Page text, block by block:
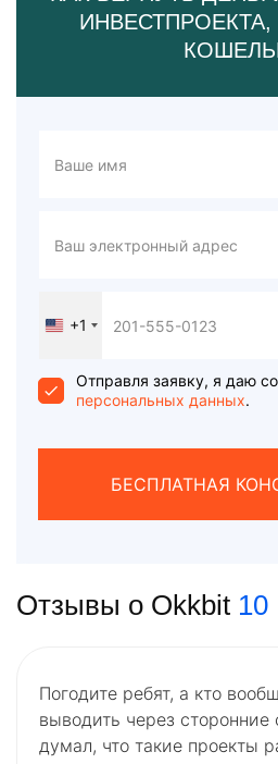
United
+1
+1
Отправля заявку, я даю
персональных данных.
БЕСПЛАТНАЯ
Отзывы о Okkbit 10
Погодите ребят, а кто
выводить через
думал, что такие проекты